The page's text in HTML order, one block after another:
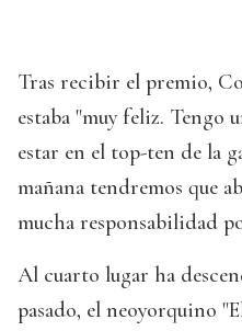
Tras recibir el premio,
estaba "muy feliz. Tengo
estar en el top-ten de la
mañana tendremos que
mucha responsabilidad
Al cuarto lugar ha
pasado, el neoyorquino